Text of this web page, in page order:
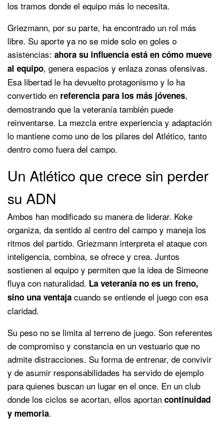
los tramos donde el equipo más lo necesita.
Griezmann, por su parte, ha encontrado un rol más
libre. Su aporte ya no se mide solo en goles o
asistencias: ahora su influencia está en cómo mueve
al equipo, genera espacios y enlaza zonas ofensivas.
Esa libertad le ha devuelto protagonismo y lo ha
convertido en referencia para los más jóvenes,
demostrando que la veteranía también puede
reinventarse. La mezcla entre experiencia y adaptación
lo mantiene como uno de los pilares del Atlético, tanto
dentro como fuera del campo.
Un Atlético que crece sin perder
su ADN
Ambos han modificado su manera de liderar. Koke
organiza, da sentido al centro del campo y maneja los
ritmos del partido. Griezmann interpreta el ataque con
inteligencia, combina, se ofrece y crea. Juntos
sostienen al equipo y permiten que la idea de Simeone
fluya con naturalidad. La veteranía no es un freno,
sino una ventaja cuando se entiende el juego con esa
claridad.
Su peso no se limita al terreno de juego. Son referentes
de compromiso y constancia en un vestuario que no
admite distracciones. Su forma de entrenar, de convivir
y de asumir responsabilidades ha servido de ejemplo
para quienes buscan un lugar en el once. En un club
donde los ciclos se acortan, ellos aportan continuidad
y memoria.